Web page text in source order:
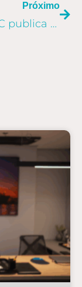
Próximo
MDIC publica tutoriais sobre Novo Processo de Exportações do Portal Único de Comércio Exterior